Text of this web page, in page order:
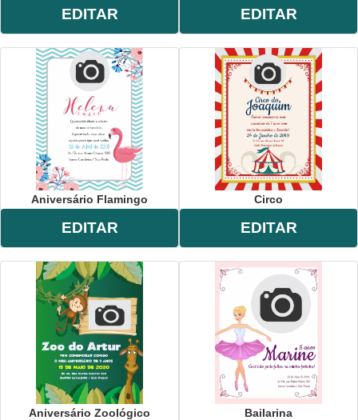
EDITAR EDITAR
Aniversário Flamingo
EDITAR
Circo
EDITAR
Aniversário Zoológico Bailarina